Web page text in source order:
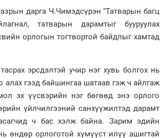
дарга Ч.Чимэдсүрэн “Татварын багц
татварын дарамтыг бууруулах
орлогын тогтвортой байдлыг хамтад
эрсдэлтэй учир нэг хувь болгох нь
гээд байшингаа шатаав гэж ч айлгаж
эх үүсвэрийн нэг бөгөөд энэ орлого
үйлчилгээний санхүүжилтэд дарамт
ч бас хэлж байна. Зарим эдийн
өндөр орлоготой хүмүүст илүү ашигтай